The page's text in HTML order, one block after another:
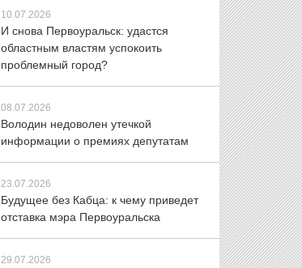
10.07.2026
И снова Первоуральск: удастся
областным властям успокоить
проблемный город?
08.07.2026
Володин недоволен утечкой
информации о премиях депутатам
23.07.2026
Будущее без Кабца: к чему приведет
отставка мэра Первоуральска
29.07.2026